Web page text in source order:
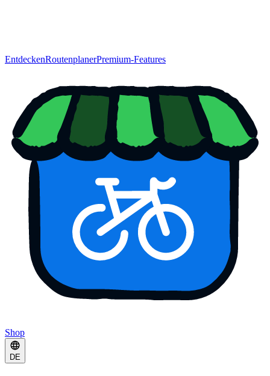
EntdeckenRoutenplanerPremium-Features
Shop
DE